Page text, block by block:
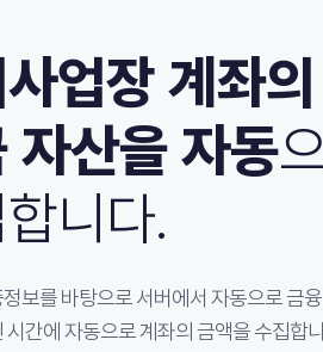
업장 계좌의
자산을 자동
니다.
보를 바탕으로 서버에서 자동으로 금
시간에 자동으로 계좌의 금액을 수집합